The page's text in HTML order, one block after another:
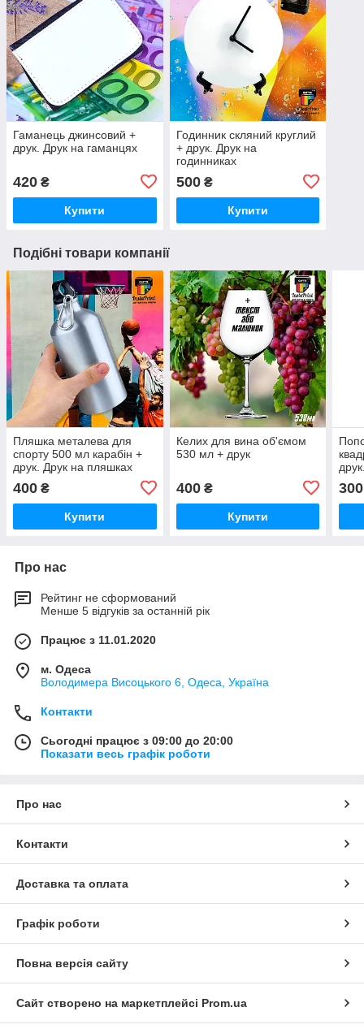
Гаманець джинсовий +
друк. Друк на гаманцях
420 ₴
Купити
Годинник скляний круглий
+ друк. Друк на
годинниках
500₴
Купити
Подібні товари компанії
Пляшка металева для
спорту 500 мл карабін +
друк. Друк на пляшках
400 ₴
Купити
Келих для вина об'ємом
530 мл + друк
400₴
Купити
300
Про нас
Рейтинг не сформований
Менше 5 відгуків за останній рік
Працює з 11.01.2020
м. Одеса
Володимера Висоцького 6, Одеса, Україна
Контакти
Сьогодні працює з 09:00 до 20:00
Показати весь графік роботи
Про нас
Контакти
Доставка та оплата
Графік роботи
Повна версія сайту
Сайт створено на маркетплейсі Prom.ua